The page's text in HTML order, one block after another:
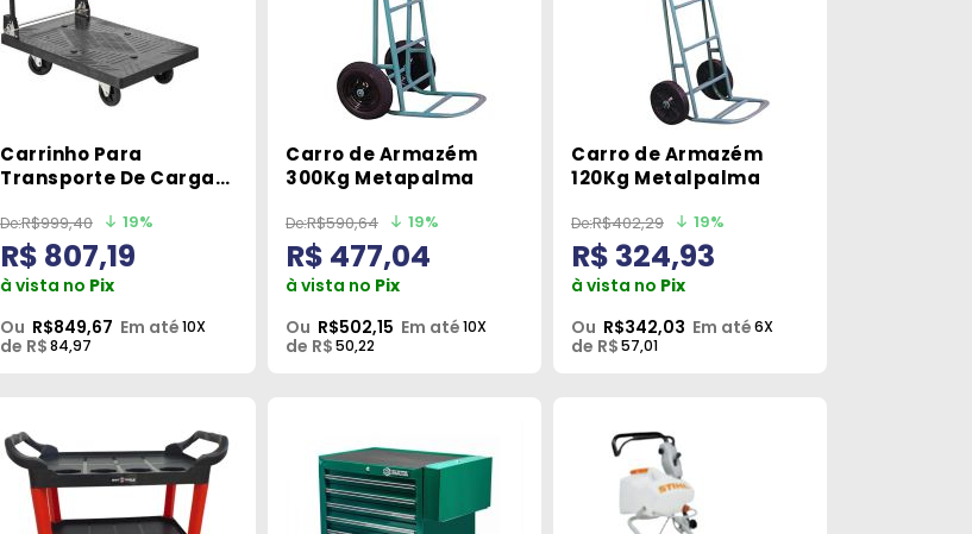
Carrinho Para
Transporte De Carga
R$999,40 19%
R$ 807,19
à vista no Pix
Ou R$849,67 Em até10X
de R$84,97
Carro de Armazém
300Kg Metapalma
R$590,64 19%
R$ 477,04
à vista no Pix
Ou R$502,15 Em até10X
de R$50,22
Carro de Armazém
120Kg Metalpalma
R$402,29 19%
R$ 324,93
à vista no Pix
Ou R$342,03 Em até6X
de R$57,01